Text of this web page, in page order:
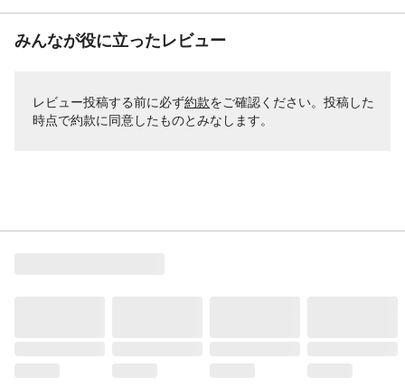
みんなが役に立ったレビュー
レビュー投稿する前に必ず約款をご確認ください。投稿した
時点で約款に同意したものとみなします。